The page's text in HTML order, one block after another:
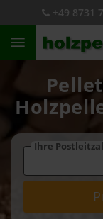
+49 8731
Ihre